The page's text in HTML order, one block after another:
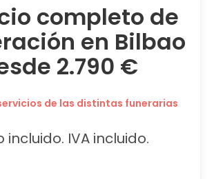
completo de
en Bilbao
2.790 €
de las distintas funerarias
incluido. IVA incluido.